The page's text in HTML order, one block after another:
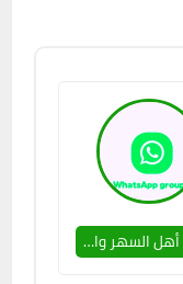
جروب أهل السهر والحب 💃🔥